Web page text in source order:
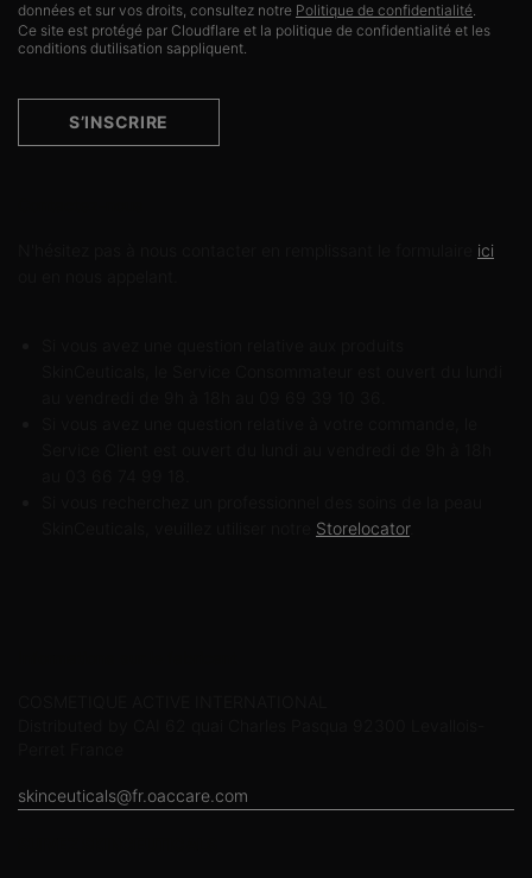
données et sur vos droits, consultez notre Politique de confidentialité.
Ce site est protégé par Cloudflare et la politique de confidentialité et les
conditions dutilisation sappliquent.
S’INSCRIRE
ici
Storelocator.
skinceuticals@fr.oaccare.com